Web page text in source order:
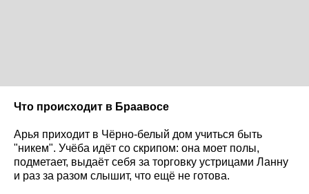
Что происходит в Браавосе
Арья приходит в Чёрно-белый дом учиться быть
"никем". Учёба идёт со скрипом: она моет полы,
подметает, выдаёт себя за торговку устрицами Ланну
и раз за разом слышит, что ещё не готова.